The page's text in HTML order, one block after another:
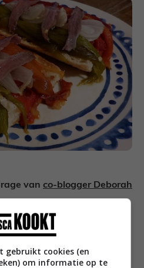
van co-blogger Deborah
ook opFacebook
ofInstagram
gebruikt cookies (en
om informatie op te